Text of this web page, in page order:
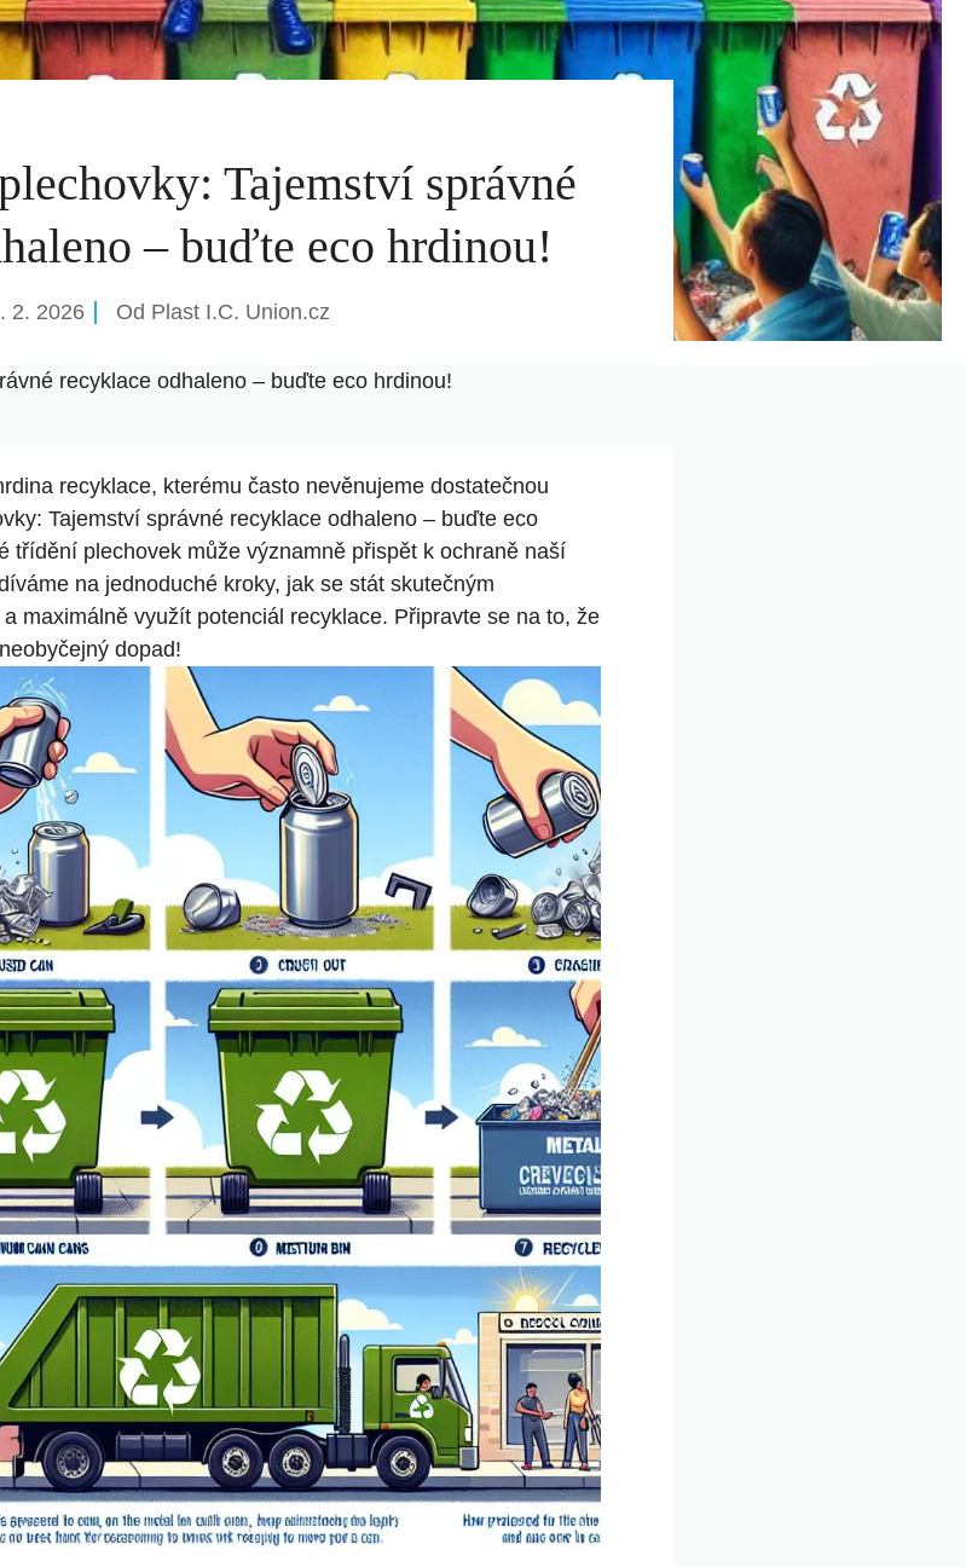
Tajemství správné
– buďte eco hrdinou!
2. 2026 Od Plast I.C. Union.cz
recyklace odhaleno – buďte eco hrdinou!
recyklace, kterému často nevěnujeme dostatečnou
Tajemství správné recyklace odhaleno – buďte eco
třídění plechovek může významně přispět k ochraně naší
na jednoduché kroky, jak se stát skutečným
maximálně využít potenciál recyklace. Připravte se na to, že
dopad!